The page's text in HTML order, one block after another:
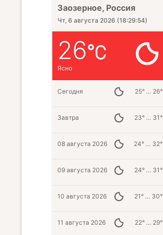
Заозерное, Россия
Чт, 6 августа 2026 (18:29:55)
26
Ясно
Сегодня 25° … 26°
Завтра 23° … 31°
08 августа 2026 24° … 32°
09 августа 2026 24° … 31°
10 августа 2026 21° … 30°
11 августа 2026 22° … 29°